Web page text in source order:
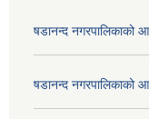
षडानन्द नगरपालिकाको
षडानन्द